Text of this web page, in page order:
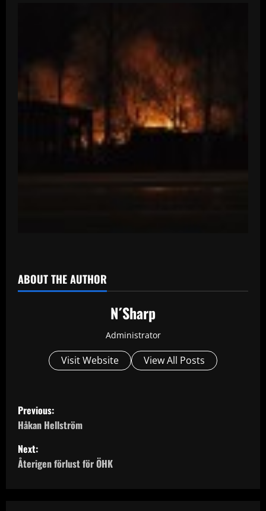
ABOUT THE AUTHOR
N´Sharp
Administrator
Visit Website View All Posts
P
o
s
Previous:
Håkan Hellström
Next:
Återigen förlust för ÖHK